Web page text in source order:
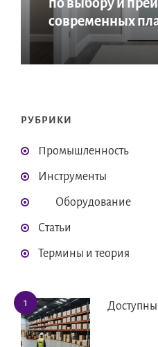
современных
РУБРИКИ
Промышленность
Инструменты
Оборудование
Статьи
Термины и теория